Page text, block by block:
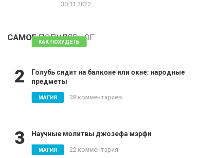
30.11.2022
САМОЕПОПУЛЯРНОЕ
КАК ПОХУДЕТЬ 81 комментарий
2
Голубь сидит на балконе или окне: народные
предметы
МАГИЯ 38 комментариев
3 Научные молитвы джозефа мэрфи
МАГИЯ 22 комментария